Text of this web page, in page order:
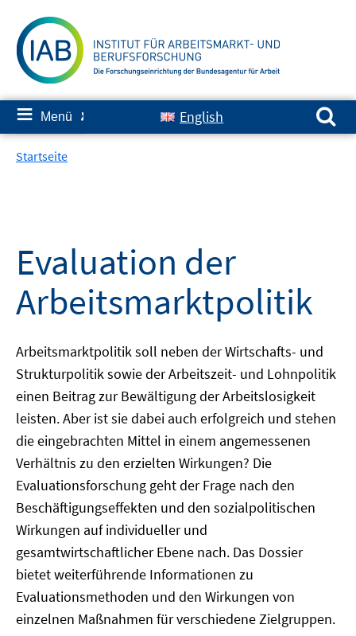
zum
Inhalt
≡ Menü ✘ English
Suchen nach:
Startseite
Evaluation der
Arbeitsmarktpolitik
Arbeitsmarktpolitik soll neben der Wirtschafts- und
Strukturpolitik sowie der Arbeitszeit- und Lohnpolitik
einen Beitrag zur Bewältigung der Arbeitslosigkeit
leisten. Aber ist sie dabei auch erfolgreich und stehen
die eingebrachten Mittel in einem angemessenen
Verhältnis zu den erzielten Wirkungen? Die
Evaluationsforschung geht der Frage nach den
Beschäftigungseffekten und den sozialpolitischen
Wirkungen auf individueller und
gesamtwirtschaftlicher Ebene nach. Das Dossier
bietet weiterführende Informationen zu
Evaluationsmethoden und den Wirkungen von
einzelnen Maßnahmen für verschiedene Zielgruppen.